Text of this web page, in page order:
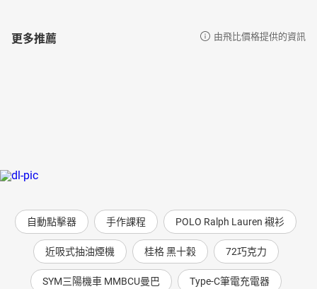
更多推薦 由飛比價格提供的資訊
自動點擊器 手作課程 POLO Ralph Lauren 襯衫
近吸式抽油煙機 桂格 黑十穀 72巧克力
SYM三陽機車 MMBCU曼巴 Type-C筆電充電器